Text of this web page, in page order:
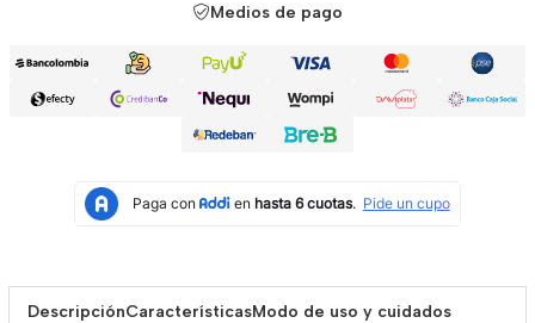
Medios de pago
DescripciónCaracterísticasModo de uso y cuidados